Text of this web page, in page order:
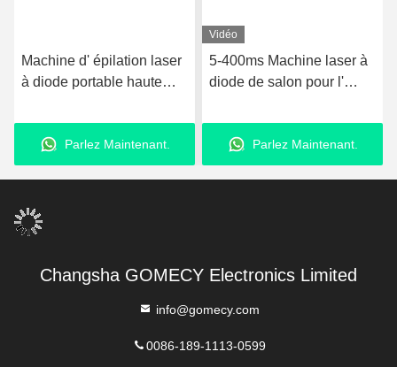
Machine d' épilation laser
à diode portable haute
1064nm 3 longueurs d'
onde
Parlez Maintenant.
Vidéo
5-400ms Machine laser à
diode de salon pour l'
Puissance d'entrée
Parlez Maintenant.
Changsha GOMECY Electronics Limited
info@gomecy.com
0086-189-1113-0599